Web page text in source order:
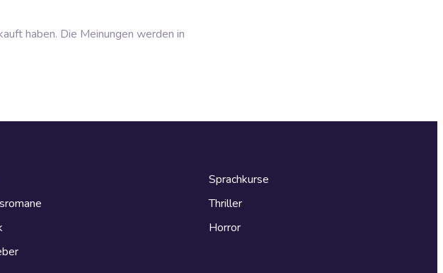
haben. Die Meinungen werden in
Sprachkurse
Thriller
Horror